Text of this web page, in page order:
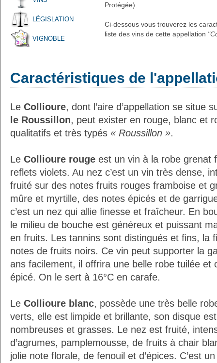
LÉGISLATION
VIGNOBLE
Protégée).
Ci-dessous vous trouverez les
liste des vins de cette appellation
Caractéristiques de
Le Collioure, dont l’aire d’appellation se situe
le Roussillon, peut exister en rouge, blanc et
qualitatifs et très typés « Roussillon ».
Le Collioure rouge est un vin à la robe grenat
reflets violets. Au nez c’est un vin très dense,
fruité sur des notes fruits rouges framboise et
mûre et myrtille, des notes épicés et de
c’est un nez qui allie finesse et fraîcheur. En
le milieu de bouche est généreux et puissant
en fruits. Les tannins sont distingués et fins, la
notes de fruits noirs. Ce vin peut supporter la
ans facilement, il offrira une belle robe tuilée et
épicé. On le sert à 16°C en carafe.
Le Collioure blanc, possède une très belle
verts, elle est limpide et brillante, son disque
nombreuses et grasses. Le nez est fruité,
d’agrumes, pamplemousse, de fruits à chair
jolie note florale, de fenouil et d’épices. C’est